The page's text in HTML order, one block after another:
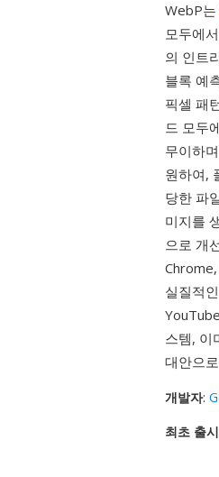
WebP는
모두에
의 인트
블록 예
픽셀 패
드 모두
무이하
원하여,
당한 파
미지를
으로 개
실질적
스템, 이
대안으
개발자:
최초 출시